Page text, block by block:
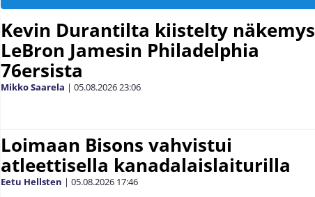
Kevin Durantilta kiistelty näkemys
LeBron Jamesin Philadelphia
76ersista
Mikko Saarela | 05.08.2026 23:06
Loimaan Bisons vahvistui
atleettisella kanadalaislaiturilla
Eetu Hellsten | 05.08.2026 17:46